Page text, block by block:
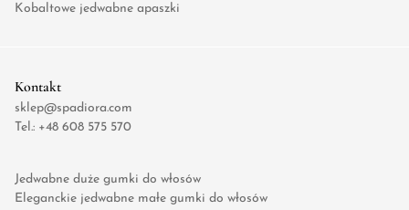
Kobaltowe jedwabne apaszki
Kontakt
sklep@spadiora.com
Tel.: +48 608 575 570
Jedwabne duże gumki do włosów
Eleganckie jedwabne małe gumki do włosów